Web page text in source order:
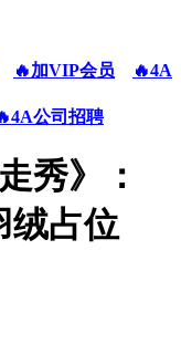
🔥加VIP会员
🔥4A
公司招聘
秀》：
绒占位